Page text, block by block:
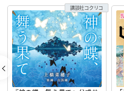
講談社コクリコ